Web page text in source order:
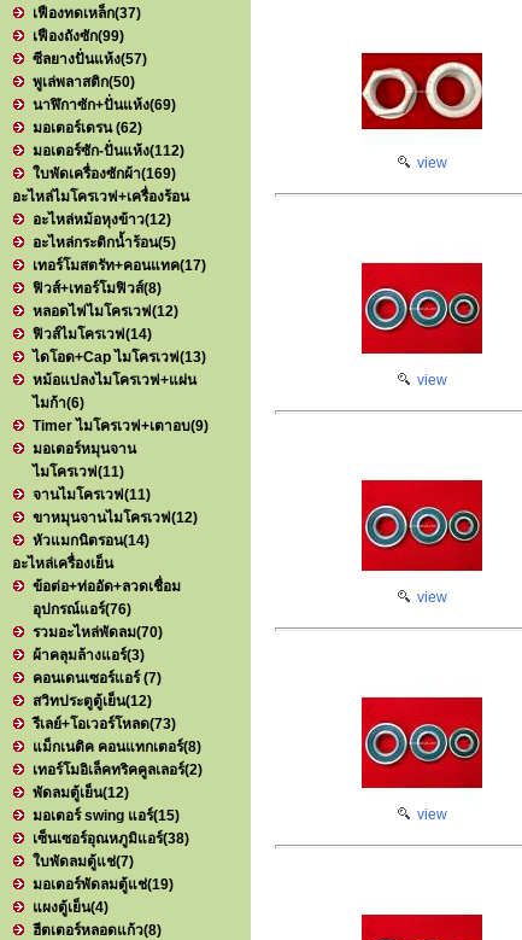
เฟืองทดเหล็ก(37)
เฟืองถังซัก(99)
ซีลยางปั่นแห้ง(57)
พูเล่พลาสติก(50)
นาฬิกาซัก+ปั่นแห้ง(69)
มอเตอร์เดรน(62)
มอเตอร์ซัก-ปั่นแห้ง(112)
ใบพัดเครื่องซักผ้า(169)
อะไหล่ไมโครเวฟ+เครื่องร้อน
อะไหล่หม้อหุงข้าว(12)
อะไหล่กระติกน้ำร้อน(5)
เทอร์โมสตรัท+คอนแทค(17)
ฟิวส์+เทอร์โมฟิวส์(8)
หลอดไฟไมโครเวฟ(12)
ฟิวส์ไมโครเวฟ(14)
ไดโอด+Cap ไมโครเวฟ(13)
หม้อแปลงไมโครเวฟ+แผ่น
ไมก้า(6)
Timer ไมโครเวฟ+เตาอบ(9)
มอเตอร์หมุนจาน
ไมโครเวฟ(11)
จานไมโครเวฟ(11)
ขาหมุนจานไมโครเวฟ(12)
หัวแมกนิตรอน(14)
อะไหล่เครื่องเย็น
ข้อต่อ+ท่ออัด+ลวดเชื่อม
อุปกรณ์แอร์(76)
รวมอะไหล่พัดลม(70)
ผ้าคลุมล้างแอร์(3)
คอนเดนเซอร์แอร์(7)
สวิทประตูตู้เย็น(12)
รีเลย์+โอเวอร์โหลด(73)
แม็กเนติค คอนแทกเตอร์(8)
เทอร์โมอิเล็คทริคคูลเลอร์(2)
พัดลมตู้เย็น(12)
มอเตอร์ swing แอร์(15)
เซ็นเซอร์อุณหภูมิแอร์(38)
ใบพัดลมตู้แช่(7)
มอเตอร์พัดลมตู้แช่(19)
แผงตู้เย็น(4)
ฮีตเตอร์หลอดแก้ว(8)
view
view
view
view